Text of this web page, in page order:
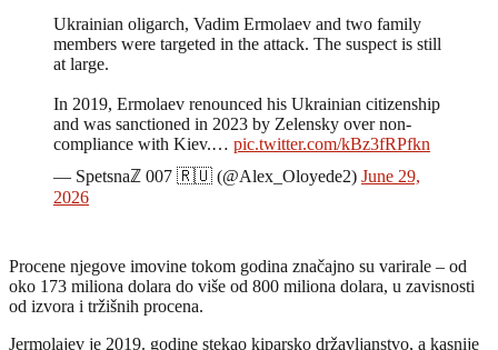
Ukrainian oligarch, Vadim Ermolaev and two family
members were targeted in the attack. The suspect is still
at large.
In 2019, Ermolaev renounced his Ukrainian citizenship
and was sanctioned in 2023 by Zelensky over non-
compliance with Kiev.… pic.twitter.com/kBz3fRPfkn
— Spetsnaℤ 007 🇷🇺 (@Alex_Oloyede2) June 29,
2026
Procene njegove imovine tokom godina značajno su varirale – od
oko 173 miliona dolara do više od 800 miliona dolara, u zavisnosti
od izvora i tržišnih procena.
Jermolajev je 2019. godine stekao kiparsko državljanstvo, a kasnije